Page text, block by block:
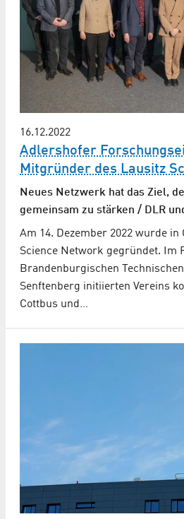
16.12.2022
Adlershofer
Mitgründer des Lausitz
Neues Netzwerk hat das Ziel,
gemeinsam zu stärken / DLR
Am 14. Dezember 2022 wurde in
Science Network gegründet. Im
Brandenburgischen
Senftenberg initiierten Vereins
Cottbus und…